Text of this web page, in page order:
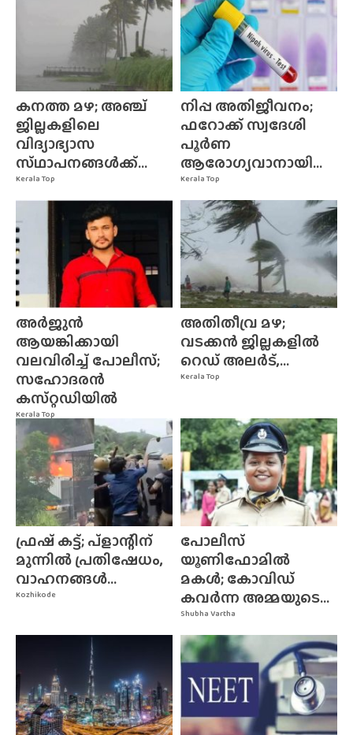
Kerala Top
കനത്ത മഴ; അഞ്ച്
ജില്ലകളിലെ
വിദ്യാഭ്യാസ
സ്‌ഥാപനങ്ങൾക്ക്‌...
Kerala Top
നിപ്പ അതിജീവനം;
ഫറോക്ക് സ്വദേശി
പൂർണ
ആരോഗ്യവാനായി...
Kerala Top
അർജുൻ
ആയങ്കിക്കായി
വലവിരിച്ച് പോലീസ്;
സഹോദരൻ
കസ്‌റ്റഡിയിൽ
Kerala Top
അതിതീവ്ര മഴ;
വടക്കൻ ജില്ലകളിൽ
റെഡ് അലർട്,...
Kozhikode
ഫ്രഷ് കട്ട്; പ്ളാന്റിന്
മുന്നിൽ പ്രതിഷേധം,
വാഹനങ്ങൾ...
Shubha Vartha
പോലീസ്
യൂണിഫോമിൽ
മകൾ; കോവിഡ്
കവർന്ന അമ്മയുടെ...